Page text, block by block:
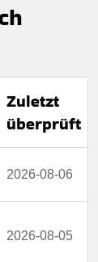
Zuletzt
überprüft
2026-08-06
2026-08-05